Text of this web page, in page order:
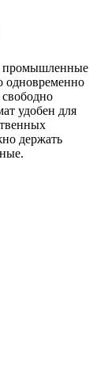
промышленные
одновременно
удобен для
держать